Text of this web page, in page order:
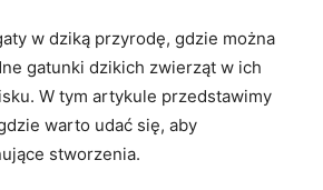
w dziką przyrodę, gdzie można
gatunki dzikich zwierząt w ich
W tym artykule przedstawimy
warto udać się, aby
stworzenia.